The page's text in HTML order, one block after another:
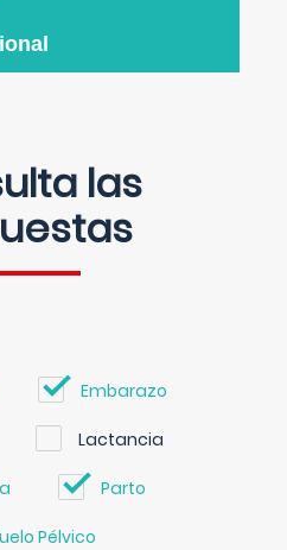
las
Embarazo
Lactancia
Parto
Pélvico